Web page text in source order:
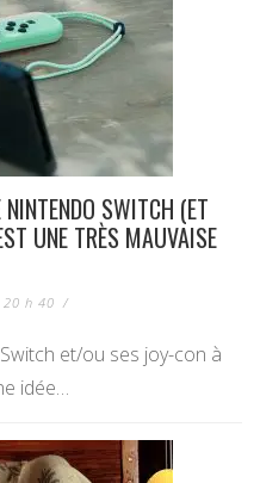
SWITCH (ET
UNE TRÈS MAUVAISE
h 40 /
et/ou ses joy-con à
idée…